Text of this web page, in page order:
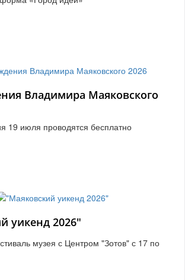
Владимира Маяковского
19 июля проводятся бесплатно
уикенд 2026"
музея с Центром "Зотов" с 17 по